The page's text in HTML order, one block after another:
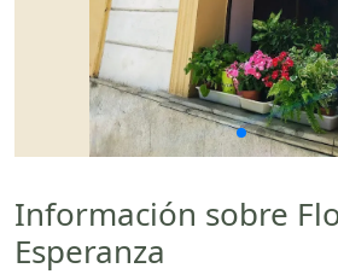
Información sobre
Esperanza